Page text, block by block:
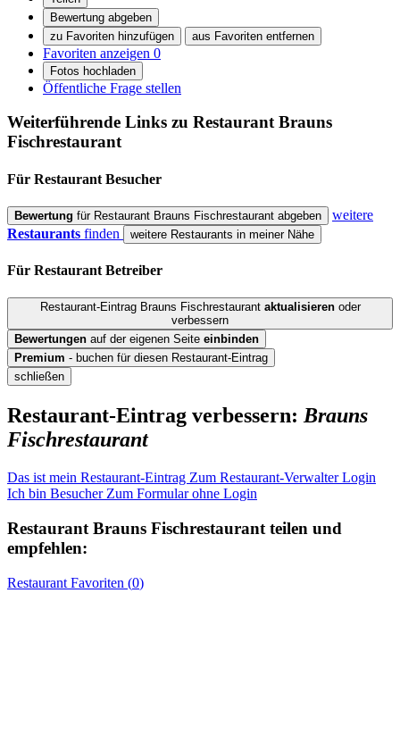
Bewertung abgeben
zu Favoriten hinzufügen
aus Favoriten entfernen
Favoriten anzeigen 0
Fotos hochladen
Öffentliche Frage stellen
Weiterführende Links zu RestaurantBrauns
Fischrestaurant
Für Restaurant Besucher
Bewertung für Restaurant Brauns Fischrestaurant abgeben
weitere
Restaurants finden weitere Restaurants in meiner Nähe
Für Restaurant Betreiber
Restaurant-Eintrag Brauns Fischrestaurant aktualisierenoder
verbessern
Bewertungen auf der eigenen Seite einbinden
Premium - buchen für diesen Restaurant-Eintrag
schließen
Restaurant-Eintrag verbessern:Brauns
Fischrestaurant
Das ist mein Restaurant-Eintrag Zum Restaurant-Verwalter Login
Ich bin Besucher Zum Formular ohne Login
Restaurant Brauns Fischrestaurant teilen und
empfehlen:
Restaurant Favoriten (0)